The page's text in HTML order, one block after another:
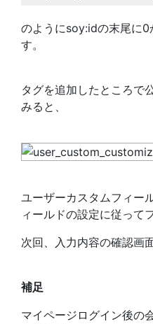
のようにsoy:idの末尾に0
す。
タグを追加したところで
みると、
ユーザーカスタムフィー
ィールドの設定に従って
次回、入力内容の確認画
補足
マイページログイン後の